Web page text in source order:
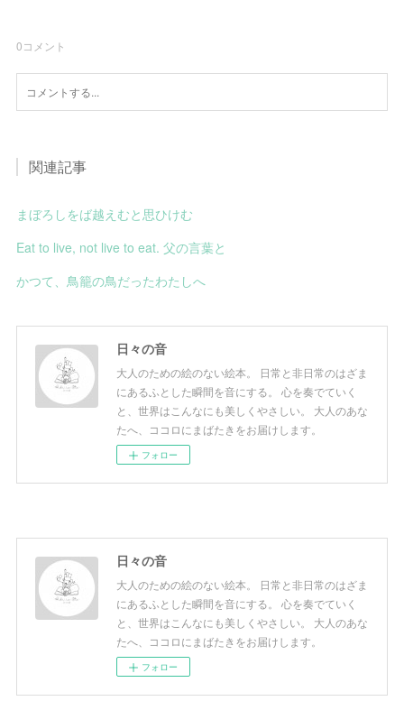
0コメント
関連記事
まぼろしをば越えむと思ひけむ
Eat to live, not live to eat. 父の言葉と
かつて、鳥籠の鳥だったわたしへ
日々の音
大人のための絵のない絵本。 日常と非日常のはざま
にあるふとした瞬間を音にする。 心を奏でていく
と、世界はこんなにも美しくやさしい。 大人のあな
たへ、ココロにまばたきをお届けします。
フォロー
日々の音
大人のための絵のない絵本。 日常と非日常のはざま
にあるふとした瞬間を音にする。 心を奏でていく
と、世界はこんなにも美しくやさしい。 大人のあな
たへ、ココロにまばたきをお届けします。
フォロー